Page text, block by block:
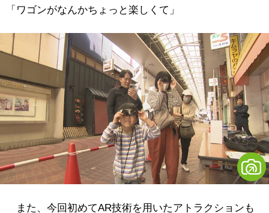
「ワゴンがなんかちょっと楽しくて」
また、今回初めてAR技術を用いたアトラクションも